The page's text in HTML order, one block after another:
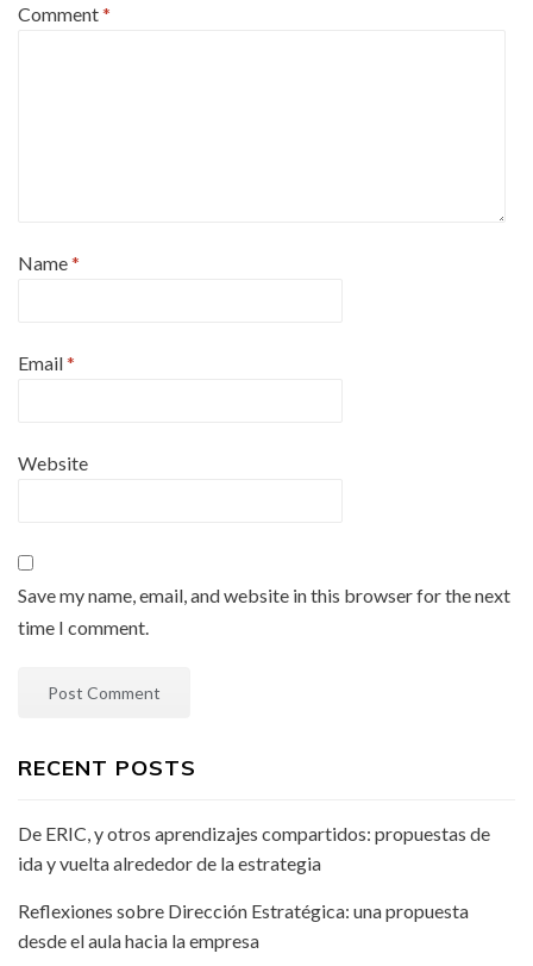
Comment*
Name*
Email*
Website
Save my name, email, and website in this browser for the next
time I comment.
RECENT POSTS
De ERIC, y otros aprendizajes compartidos: propuestas de
ida y vuelta alrededor de la estrategia
Reflexiones sobre Dirección Estratégica: una propuesta
desde el aula hacia la empresa